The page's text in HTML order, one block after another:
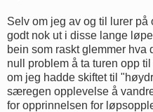
Selv om jeg av og til lurer på
godt nok ut i disse lange
bein som raskt glemmer hva
null problem å ta turen opp
om jeg hadde skiftet til
særegen opplevelse å
for opprinnelsen for